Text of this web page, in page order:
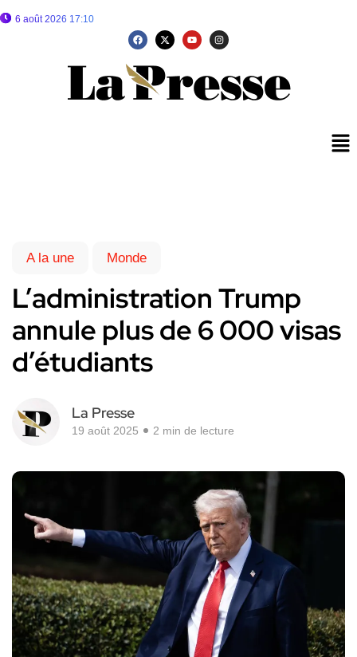
6 août 2026 17:10
A la une Monde
L’administration Trump
annule plus de 6 000 visas
d’étudiants
La Presse
19 août 2025 2 min de lecture